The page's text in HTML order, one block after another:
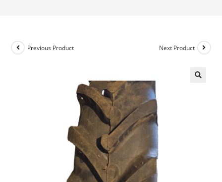
Previous Product Next Product